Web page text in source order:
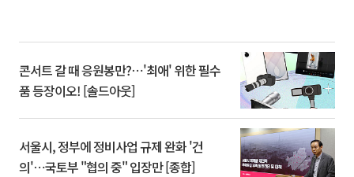
콘서트 갈 때 응원봉만?⋯'최애' 위한 필수
품 등장이오! [솔드아웃]
서울시, 정부에 정비사업 규제 완화 '건
의'⋯국토부 "협의 중" 입장만 [종합]